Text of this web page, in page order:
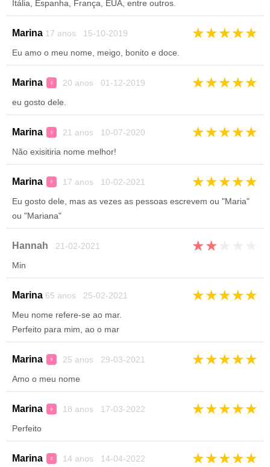
Itália, Espanha, França, EUA, entre outros.
Marina 17 anos 15-10-2019 ★★★★★
Eu amo o meu nome, meigo, bonito e doce.
Marina ♀ 20 anos 01-12-2019 ★★★★★
eu gosto dele.
Marina ♀ 21 anos 10-07-2020 ★★★★★
Não exisitiria nome melhor!
Marina ♀ 17 anos 10-02-2021 ★★★★★
Eu gosto dele, mas as vezes as pessoas escrevem ou "Maria"
ou "Mariana"
Hannah 21-02-2021 ★★
Min
Marina 65 anos 25-02-2021 ★★★★★
Meu nome refere-se ao mar.
Perfeito para mim, ao o mar
Marina ♀ 25 anos 29-03-2021 ★★★★★
Amo o meu nome
Marina ♀ 18 anos 17-03-2022 ★★★★★
Perfeito
Marina ♀ 14 anos 14-04-2022 ★★★★★